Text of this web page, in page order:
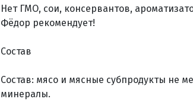
Нет ГМО, сои, консервантов,
Фёдор рекомендует!
Состав
Cостав: мясо и мясные субпродукты не
минералы.